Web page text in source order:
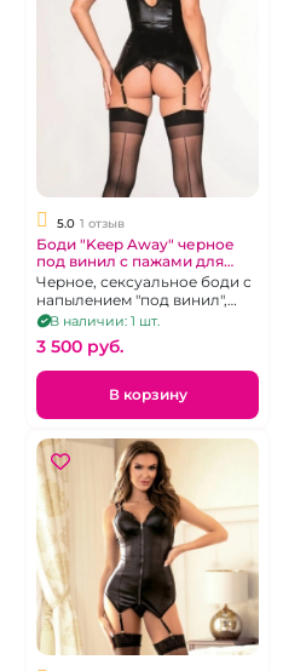
5.0 1 отзыв
Боди "Keep Away" черное
под винил с пажами для
чулок на молнии 44-46
Черное, сексуальное боди с
напылением "под винил",
пажами для чулок и
застёжкой на молнии.
В наличии: 1 шт.
3 500 pуб.
В корзину